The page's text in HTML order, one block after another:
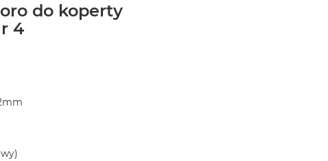
do koperty
4